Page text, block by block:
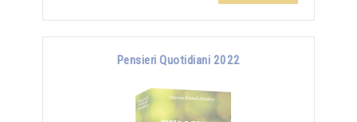
Pensieri Quotidiani 2022